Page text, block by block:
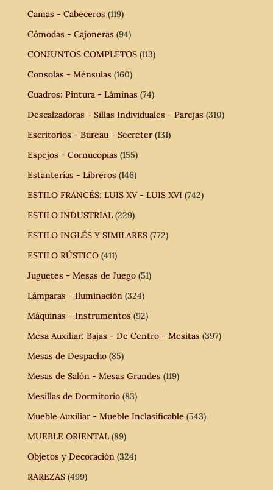
Camas - Cabeceros (119)
Cómodas - Cajoneras (94)
CONJUNTOS COMPLETOS (113)
Consolas - Ménsulas (160)
Cuadros: Pintura - Láminas (74)
Descalzadoras - Sillas Individuales - Parejas (310)
Escritorios - Bureau - Secreter (131)
Espejos - Cornucopias (155)
Estanterías - Libreros (146)
ESTILO FRANCÉS: LUIS XV - LUIS XVI (742)
ESTILO INDUSTRIAL (229)
ESTILO INGLÉS Y SIMILARES (772)
ESTILO RÚSTICO (411)
Juguetes - Mesas de Juego (51)
Lámparas - Iluminación (324)
Máquinas - Instrumentos (92)
Mesa Auxiliar: Bajas - De Centro - Mesitas (397)
Mesas de Despacho (85)
Mesas de Salón - Mesas Grandes (119)
Mesillas de Dormitorio (83)
Mueble Auxiliar - Mueble Inclasificable (543)
MUEBLE ORIENTAL (89)
Objetos y Decoración (324)
RAREZAS (499)